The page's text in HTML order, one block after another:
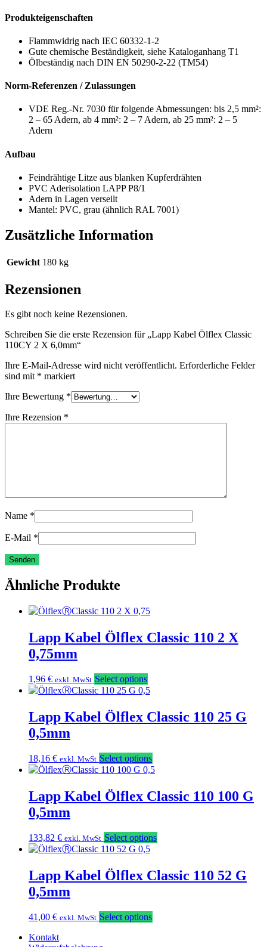
Produkteigenschaften
Flammwidrig nach IEC 60332-1-2
Gute chemische Beständigkeit, siehe Kataloganhang T1
Ölbeständig nach DIN EN 50290-2-22 (TM54)
Norm-Referenzen / Zulassungen
VDE Reg.-Nr. 7030 für folgende Abmessungen: bis 2,5 mm²:
2 – 65 Adern, ab 4 mm²: 2 – 7 Adern, ab 25 mm²: 2 – 5
Adern
Aufbau
Feindrähtige Litze aus blanken Kupferdrähten
PVC Aderisolation LAPP P8/1
Adern in Lagen verseilt
Mantel: PVC, grau (ähnlich RAL 7001)
Zusätzliche Information
Gewicht 180 kg
Rezensionen
Es gibt noch keine Rezensionen.
Schreiben Sie die erste Rezension für „Lapp Kabel Ölflex Classic
110CY 2 X 6,0mm“
Ihre E-Mail-Adresse wird nicht veröffentlicht. Erforderliche Felder
sind mit * markiert
Ihre Bewertung *
Ihre Rezension *
Name *
E-Mail *
Ähnliche Produkte
Lapp Kabel Ölflex Classic 110 2 X
0,75mm
1,96 € exkl. MwSt Select options
Lapp Kabel Ölflex Classic 110 25 G
0,5mm
18,16 € exkl. MwSt Select options
Lapp Kabel Ölflex Classic 110 100 G
0,5mm
133,82 € exkl. MwSt Select options
Lapp Kabel Ölflex Classic 110 52 G
0,5mm
41,00 € exkl. MwSt Select options
Kontakt